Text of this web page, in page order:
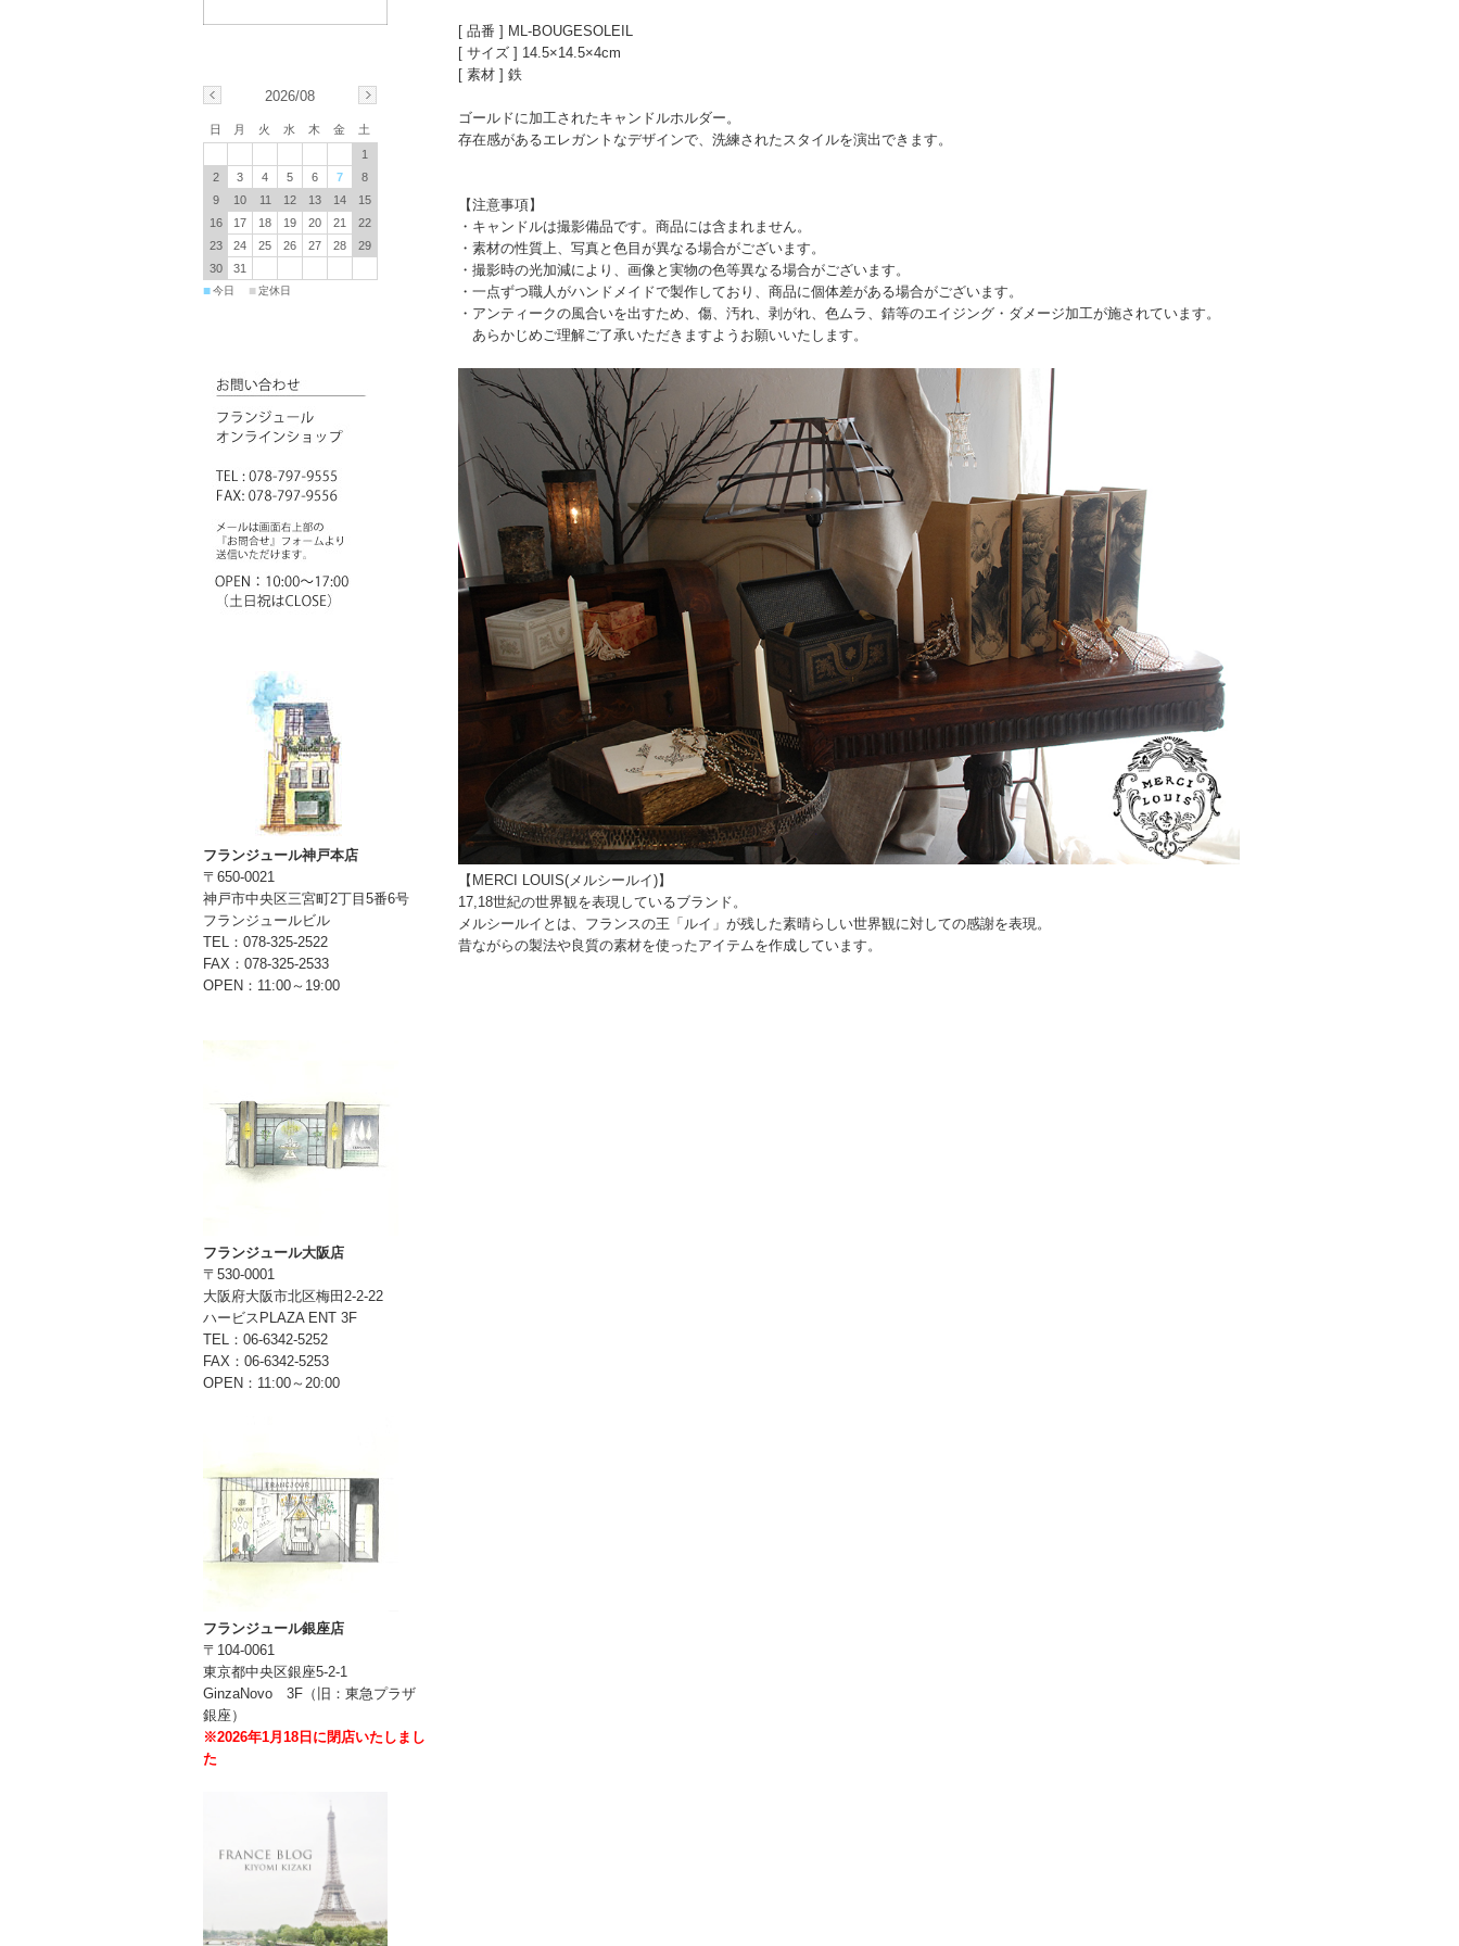
[ 品番 ] ML-BOUGESOLEIL
[ サイズ ] 14.5×14.5×4cm
[ 素材 ] 鉄
ゴールドに加工されたキャンドルホルダー。
存在感があるエレガントなデザインで、洗練されたスタイルを演出できます。
【注意事項】
・キャンドルは撮影備品です。商品には含まれません。
・素材の性質上、写真と色目が異なる場合がございます。
・撮影時の光加減により、画像と実物の色等異なる場合がございます。
・一点ずつ職人がハンドメイドで製作しており、商品に個体差がある場合がございます。
・アンティークの風合いを出すため、傷、汚れ、剥がれ、色ムラ、錆等のエイジング・ダメージ加工が施されています。
あらかじめご理解ご了承いただきますようお願いいたします。
【MERCI LOUIS(メルシールイ)】
17,18世紀の世界観を表現しているブランド。
メルシールイとは、フランスの王「ルイ」が残した素晴らしい世界観に対しての感謝を表現。
昔ながらの製法や良質の素材を使ったアイテムを作成しています。
2026/08
日 月 火 水 木 金
土
1
2
3 4 5 6 7
8
9
10 11 12 13 14
15
16
17 18 19 20 21
22
23
24 25 26 27 28
29
30
31
■今日 ■ 定休日
フランジュール神戸本店
〒650-0021
神戸市中央区三宮町2丁目5番6号
フランジュールビル
TEL：078-325-2522
FAX：078-325-2533
OPEN：11:00～19:00
フランジュール大阪店
〒530-0001
大阪府大阪市北区梅田2-2-22
ハービスPLAZA ENT 3F
TEL：06-6342-5252
FAX：06-6342-5253
OPEN：11:00～20:00
フランジュール銀座店
〒104-0061
東京都中央区銀座5-2-1
GinzaNovo 3F（旧：東急プラザ
銀座）
※2026年1月18日に閉店いたしまし
た